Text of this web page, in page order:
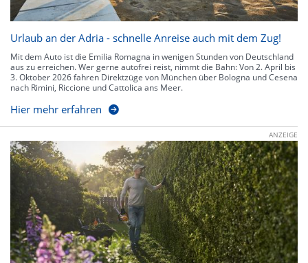
Urlaub an der Adria - schnelle Anreise auch mit dem Zug!
Mit dem Auto ist die Emilia Romagna in wenigen Stunden von Deutschland
aus zu erreichen. Wer gerne autofrei reist, nimmt die Bahn: Von 2. April bis
3. Oktober 2026 fahren Direktzüge von München über Bologna und Cesena
nach Rimini, Riccione und Cattolica ans Meer.
Hier mehr erfahren
ANZEIGE